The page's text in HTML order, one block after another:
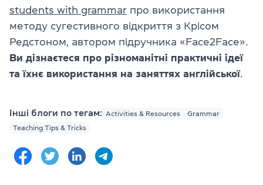
students with grammar про використання
методу сугестивного відкриття з Крісом
Редстоном, автором підручника «Face2Face».
Ви дізнаєтеся про різноманітні практичні ідеї
та їхнє використання на заняттях англійської.
Інші блоги по тегам: Activities & Resources
Grammar
Teaching Tips & Tricks